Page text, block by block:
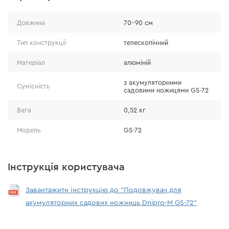
• Виготовлений із легкого та міцного алюмінію, що
поєднує надійність і комфорт у роботі. Відзначається
• Ергономічна конструкція зменшує навантаження на
спину та руки, що особливо важливо під час
Довжина 70–90 см
Тип конструкції телескопічний
Матеріал алюміній
Сумісність
з акумуляторними
садовими ножицями GS-72
Вага 0,52 кг
Модель GS-72
Інструкція користувача
Завантажити інструкцію до "Подовжувач для
акумуляторних садових ножниць Dnipro-M GS-72"